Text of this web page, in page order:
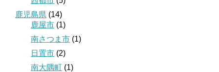
鹿児島県 (14)
鹿屋市 (1)
南さつま市 (1)
日置市 (2)
南大隅町 (1)